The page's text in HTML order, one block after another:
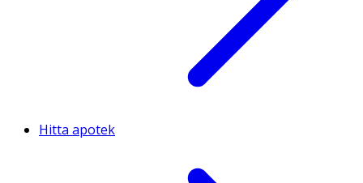
Hitta apotek